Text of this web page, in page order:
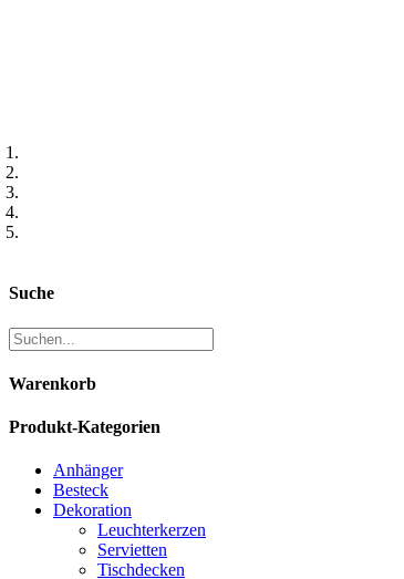
Suche
Warenkorb
Produkt-Kategorien
Anhänger
Besteck
Dekoration
Leuchterkerzen
Servietten
Tischdecken